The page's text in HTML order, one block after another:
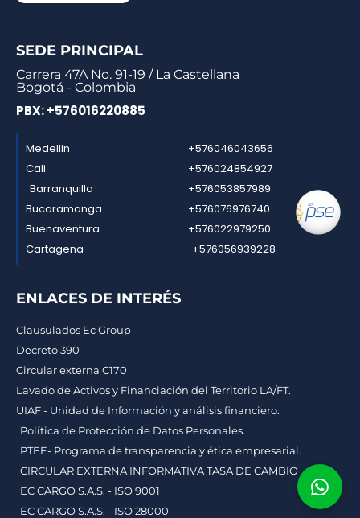
SEDE PRINCIPAL
Carrera 47A No. 91-19 / La Castellana
Bogotá - Colombia
PBX: +576016220885
Medellin
Cali
Barranquilla
Bucaramanga
Buenaventura
Cartagena
+576046043656
+576024854927
+576053857989
+576076976740
+576022979250
+576056939228
ENLACES DE INTERÉS
Clausulados Ec Group
Decreto 390
Circular externa C170
Lavado de Activos y Financiación del Territorio LA/FT.
UIAF - Unidad de Información y análisis financiero.
Política de Protección de Datos Personales.
PTEE- Programa de transparencia y ética empresarial.
CIRCULAR EXTERNA INFORMATIVA TASA DE CAMBIO
EC CARGO S.A.S. - ISO 9001
EC CARGO S.A.S. - ISO 28000